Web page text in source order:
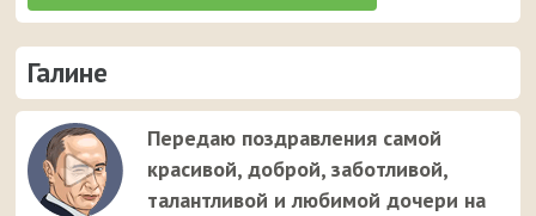
Галине
Передаю поздравления самой
красивой, доброй, заботливой,
талантливой и любимой дочери на